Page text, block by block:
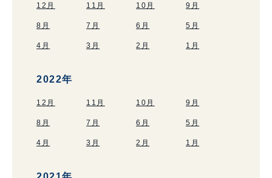
12月 11月 10月 9月
8月 7月 6月 5月
4月 3月 2月 1月
2022年
12月 11月 10月 9月
8月 7月 6月 5月
4月 3月 2月 1月